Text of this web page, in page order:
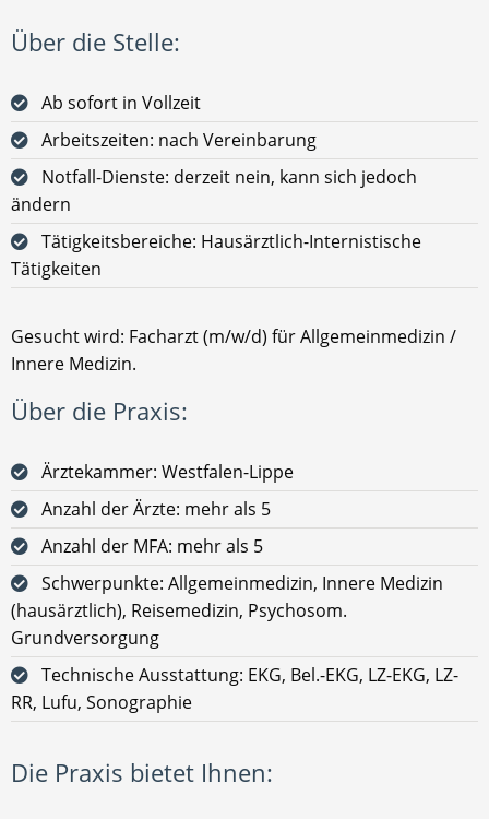
Über die Stelle:
Ab sofort in Vollzeit
Arbeitszeiten: nach Vereinbarung
Notfall-Dienste: derzeit nein, kann sich jedoch
ändern
Tätigkeitsbereiche: Hausärztlich-Internistische
Tätigkeiten
Gesucht wird: Facharzt (m/w/d) für Allgemeinmedizin /
Innere Medizin.
Über die Praxis:
Ärztekammer: Westfalen-Lippe
Anzahl der Ärzte: mehr als 5
Anzahl der MFA: mehr als 5
Schwerpunkte: Allgemeinmedizin, Innere Medizin
(hausärztlich), Reisemedizin, Psychosom.
Grundversorgung
Technische Ausstattung: EKG, Bel.-EKG, LZ-EKG, LZ-
RR, Lufu, Sonographie
Die Praxis bietet Ihnen: